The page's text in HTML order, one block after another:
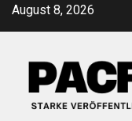
ZumAugust 8, 2026